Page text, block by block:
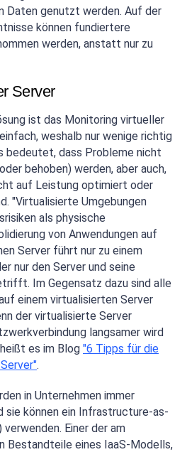
Daten genutzt werden. Auf der
können fundiertere
werden, anstatt nur zu
Server
ist das Monitoring virtueller
weshalb nur wenige richtig
bedeutet, dass Probleme nicht
behoben) werden, aber auch,
auf Leistung optimiert oder
"Virtualisierte Umgebungen
als physische
von Anwendungen auf
Server führt nur zu einem
nur den Server und seine
Im Gegensatz dazu sind alle
einem virtualisierten Server
der virtualisierte Server
langsamer wird
es im Blog "6 Tipps für die
.
in Unternehmen immer
sie können ein Infrastructure-as-
Einer der am
Bestandteile eines IaaS-Modells,